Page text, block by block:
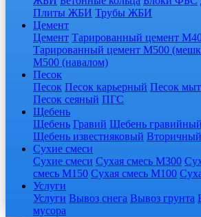
Плиты ЖБИ Трубы ЖБИ
Цемент
Цемент Тарированный цемент
Тарированный цемент М500
М500 (навалом)
Песок
Песок Песок карьерный Песок
Песок сеяный ПГС
Щебень
Щебень Гравий Щебень гравийный
Щебень известняковый
Сухие смеси
Сухие смеси Сухая смесь М300
смесь М150 Сухая смесь М100
Услуги
Услуги Вывоз снега Вывоз грунта
мусора